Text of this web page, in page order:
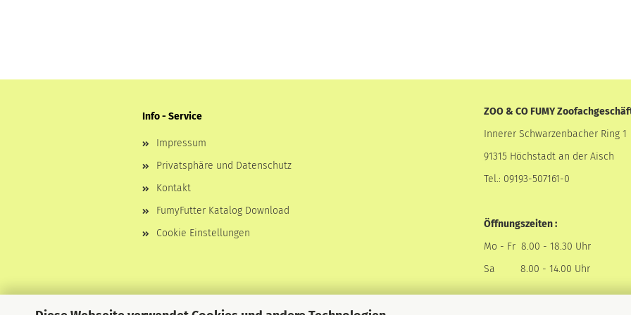
Info - Service
Impressum
Privatsphäre und Datenschutz
Kontakt
FumyFutter Katalog Download
Cookie Einstellungen
ZOO & CO FUMY
Innerer Schwarzenbacher Ring 1
91315 Höchstadt an der Aisch
Tel.: 09193-507161-0
Öffnungszeiten :
Mo - Fr 8.00 - 18.30 Uhr
Sa 8.00 - 14.00 Uhr